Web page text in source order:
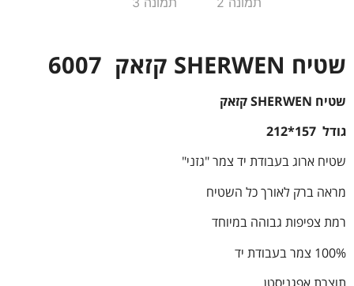
שטיח SHERWEN קזאק 6007
שטיח SHERWEN קזאק
גודל 157*212
שטיח ארוג בעבודת יד צמר "גזני"
מראה ברק לאורך כל השטיח
רמת צפיפות גבוהה במיוחד
100% צמר בעבודת יד